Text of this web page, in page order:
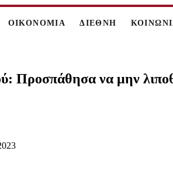
ΟΙΚΟΝΟΜΙΑ ΔΙΕΘΝΗ
Προσπάθησα να μην